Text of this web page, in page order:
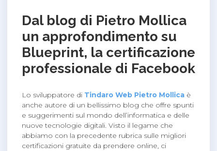
Dal blog di Pietro Mollica
un approfondimento su
Blueprint, la certificazione
professionale di Facebook
Lo sviluppatore di Tindaro Web Pietro Mollica è
anche autore di un bellissimo blog che offre spunti
e suggerimenti sul mondo dell’informatica e delle
nuove tecnologie digitali. Visto il legame che
abbiamo con la precedente rubrica sulle migliori
certificazioni gratuite da prendere online, ci